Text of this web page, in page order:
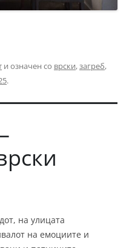
и означен со врски,загреб,
.
на улицата
на емоциите и